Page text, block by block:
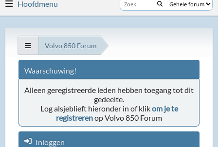
Hoofdmenu
Volvo 850 Forum
Waarschuwing!
Alleen geregistreerde leden hebben toegang tot dit
gedeelte.
Log alsjeblieft hieronder in of klikom je te
registrerenop Volvo 850 Forum
Inloggen